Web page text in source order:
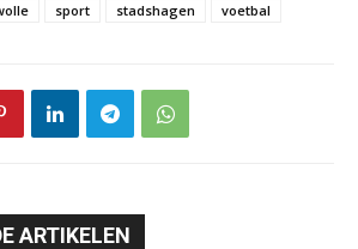
sport stadshagen voetbal
ARTIKELEN